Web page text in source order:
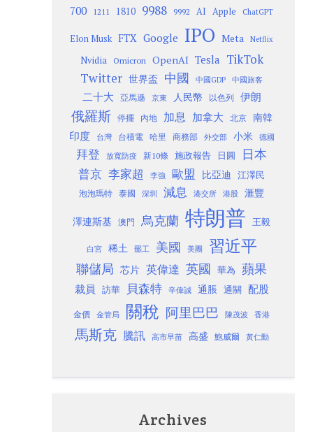
700 1211 1810 9988 9992 AI Apple ChatGPT
Elon Musk FTX Google IPO Meta Netflix
Nvidia Omicron OpenAI Tesla TikTok
Twitter 世界盃 中國 中國GDP 中國旅客
二十大 亞馬遜 京東 人民幣 以色列 伊朗
俄羅斯 停擺 內地 加息 加拿大 北京
南韓
印度
台灣 台積電 哈里 商務部 外交部 小米 德國
拜登 放寬防疫 新10條 施政報告 日圓 日本
普京 李家超 李強 歐盟 比亞迪 江澤民
泡泡瑪特 泰國 深圳 減息 港交所 港股 滙豐
澤連斯基 澳門 烏克蘭 特朗普 王毅
白宮 稀土 罷工 美國 美團 習近平
聯儲局 芯片 英偉達 英國 華為 蘋果
裁員 訪華 貝森特 辛偉誠 通脹 通關 配股
金價 金管局 關稅 阿里巴巴 陳茂波 香港
馬斯克 騰訊 高市早苗 高盛 鮑威爾 黃仁勳
Archives